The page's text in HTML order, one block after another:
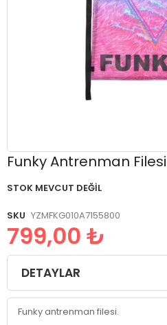
Funky Antrenman
STOK MEVCUT DEĞIL
SKU YZMFKG010A7155800
799,00 ₺
Resim
galerisinin
başlangıcına
DETAYLAR
Funky antrenman filesi.